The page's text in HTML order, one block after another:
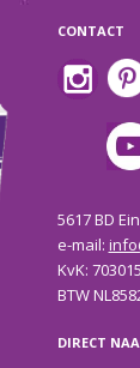
CONTACT
5617 BD
e-mail:
KvK:
BTW
DIRECT